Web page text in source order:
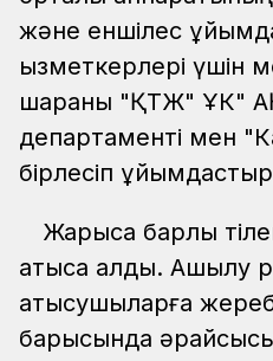
және еншілес
қызметкерлері үшін
шараны "ҚТЖ" ҰК" АҚ
департаменті мен
бірлесіп
Жарысқа барлық
қатыса алды. Ашылу
қатысушыларға
барысында